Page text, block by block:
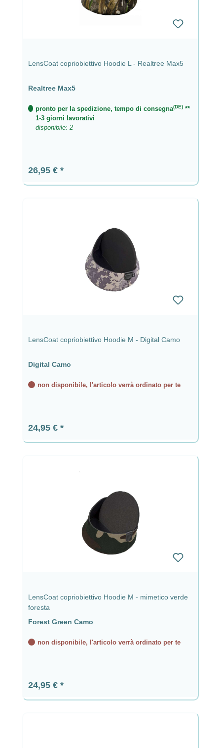
LensCoat copriobiettivo Hoodie L - Realtree Max5
Realtree Max5
pronto per la spedizione, tempo di consegna(DE) **
1-3 giorni lavorativi
disponibile: 2
Prezzo normale:
26,95 €
LensCoat copriobiettivo Hoodie M - Digital Camo
Digital Camo
non disponibile, l'articolo verrà ordinato per te
Prezzo normale:
24,95 €
LensCoat copriobiettivo Hoodie M - mimetico verde
foresta
Forest Green Camo
non disponibile, l'articolo verrà ordinato per te
Prezzo normale:
24,95 €